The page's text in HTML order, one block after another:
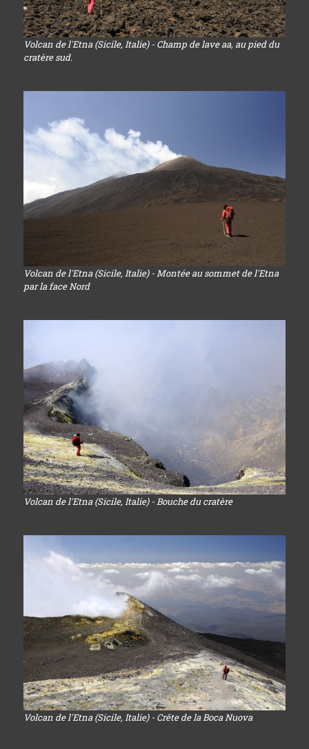
Volcan de l'Etna (Sicile, Italie) - Champ de lave aa, au pied du
cratère sud.
Volcan de l'Etna (Sicile, Italie) - Montée au sommet de l'Etna
par la face Nord
Volcan de l'Etna (Sicile, Italie) - Bouche du cratère
Volcan de l'Etna (Sicile, Italie) - Crête de la Boca Nuova